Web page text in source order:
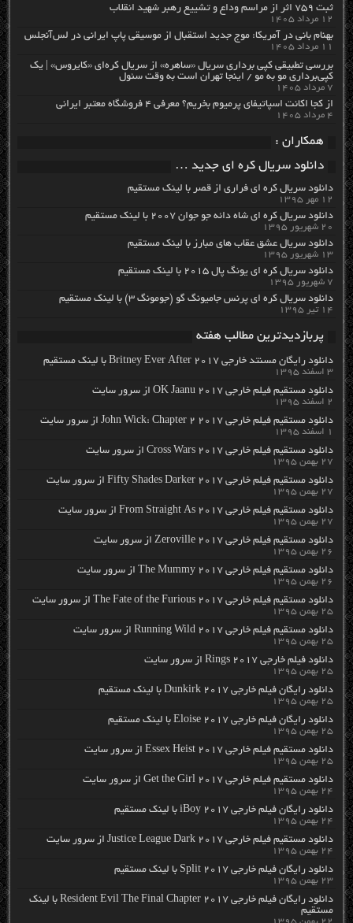
ثبت ۷۵۹ اثر از مراسم وداع و تشییع رهبر شهید انقلاب
۱۲ مرداد ۱۴۰۵
بهنام بانی در آمریکا: موج جدید استقبال از موسیقی پاپ ایرانی در لس‌آنجلس
۱۱ مرداد ۱۴۰۵
بررسی تطبیقی کپی برداری سریال «ساهره» از سریال کره‌ای «کایروس» | یک
کپی‌برداری مو به مو / اینجا تهران است به وقت سئول
۷ مرداد ۱۴۰۵
از کجا اکانت اسپاتیفای پرمیوم بخریم؟ معرفی ۴ فروشگاه معتبر ایرانی
۴ مرداد ۱۴۰۵
همکاران :
دانلود سریال کره ای جدید …
دانلود سریال کره ای فراری از قصر با لینک مستقیم
۱۲ مهر ۱۳۹۵
دانلود سریال کره ای شاه دائه جو جوان ۲۰۰۷ با لینک مستقیم
۲۰ شهریور ۱۳۹۵
دانلود سریال عشق عقاب های مبارز با لینک مستقیم
۱۳ شهریور ۱۳۹۵
دانلود سریال کره ای یونگ پال ۲۰۱۵ با لینک مستقیم
۷ شهریور ۱۳۹۵
دانلود سریال کره ای پرنس جامیونگ گو (جومونگ ۳) با لینک مستقیم
۱۴ تیر ۱۳۹۵
پربازدیدترین مطالب هفته
دانلود رایگان مسنتد خارجی Britney Ever After 2017 با لینک مستقیم
۳ اسفند ۱۳۹۵
دانلود مستقیم فیلم خارجی OK Jaanu 2017 از سرور سایت
۲ اسفند ۱۳۹۵
دانلود مستقیم فیلم خارجی John Wick: Chapter 2 2017 از سرور سایت
۱ اسفند ۱۳۹۵
دانلود مستقیم فیلم خارجی Cross Wars 2017 از سرور سایت
۲۷ بهمن ۱۳۹۵
دانلود مستقیم فیلم خارجی Fifty Shades Darker 2017 از سرور سایت
۲۷ بهمن ۱۳۹۵
دانلود مستقیم فیلم خارجی From Straight As 2017 از سرور سایت
۲۷ بهمن ۱۳۹۵
دانلود مستقیم فیلم خارجی Zeroville 2017 از سرور سایت
۲۶ بهمن ۱۳۹۵
دانلود مستقیم فیلم خارجی The Mummy 2017 از سرور سایت
۲۶ بهمن ۱۳۹۵
دانلود مستقیم فیلم خارجی The Fate of the Furious 2017 از سرور سایت
۲۵ بهمن ۱۳۹۵
دانلود مستقیم فیلم خارجی Running Wild 2017 از سرور سایت
۲۵ بهمن ۱۳۹۵
دانلود فیلم خارجی Rings 2017 از سرور سایت
۲۵ بهمن ۱۳۹۵
دانلود رایگان فیلم خارجی Dunkirk 2017 با لینک مستقیم
۲۵ بهمن ۱۳۹۵
دانلود رایگان فیلم خارجی Eloise 2017 با لینک مستقیم
۲۵ بهمن ۱۳۹۵
دانلود مستقیم فیلم خارجی Essex Heist 2017 از سرور سایت
۲۵ بهمن ۱۳۹۵
دانلود مستقیم فیلم خارجی Get the Girl 2017 از سرور سایت
۲۴ بهمن ۱۳۹۵
دانلود رایگان فیلم خارجی iBoy 2017 با لینک مستقیم
۲۴ بهمن ۱۳۹۵
دانلود مستقیم فیلم خارجی Justice League Dark 2017 از سرور سایت
۲۴ بهمن ۱۳۹۵
دانلود رایگان فیلم خارجی Split 2017 با لینک مستقیم
۲۳ بهمن ۱۳۹۵
دانلود رایگان فیلم خارجی Resident Evil The Final Chapter 2017 با لینک
مستقیم